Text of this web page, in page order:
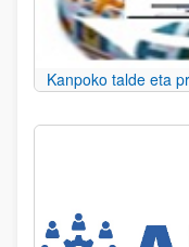
Kanpoko talde eta